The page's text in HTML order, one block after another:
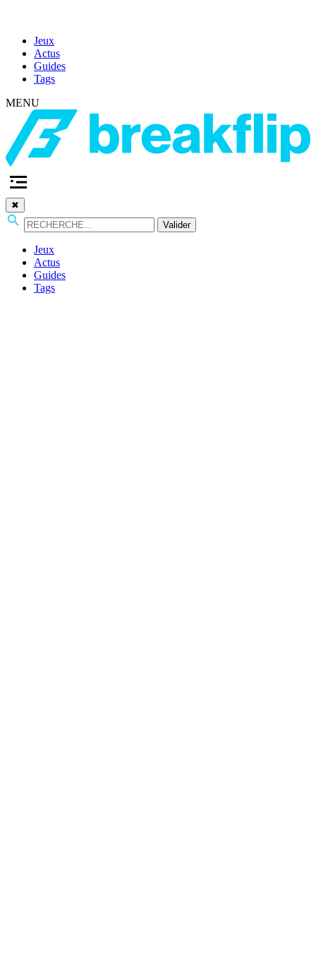
Jeux
Actus
Guides
Tags
MENU
✖
Valider
Jeux
Actus
Guides
Tags